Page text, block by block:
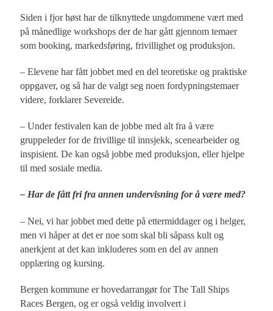
Siden i fjor høst har de tilknyttede ungdommene vært med
på månedlige workshops der de har gått gjennom temaer
som booking, markedsføring, frivillighet og produksjon.
– Elevene har fått jobbet med en del teoretiske og praktiske
oppgaver, og så har de valgt seg noen fordypningstemaer
videre, forklarer Severeide.
– Under festivalen kan de jobbe med alt fra å være
gruppeleder for de frivillige til innsjekk, scenearbeider og
inspisient. De kan også jobbe med produksjon, eller hjelpe
til med sosiale media.
– Har de fått fri fra annen undervisning for å være med?
– Nei, vi har jobbet med dette på ettermiddager og i helger,
men vi håper at det er noe som skal bli såpass kult og
anerkjent at det kan inkluderes som en del av annen
opplæring og kursing.
Bergen kommune er hovedarrangør for The Tall Ships
Races Bergen, og er også veldig involvert i